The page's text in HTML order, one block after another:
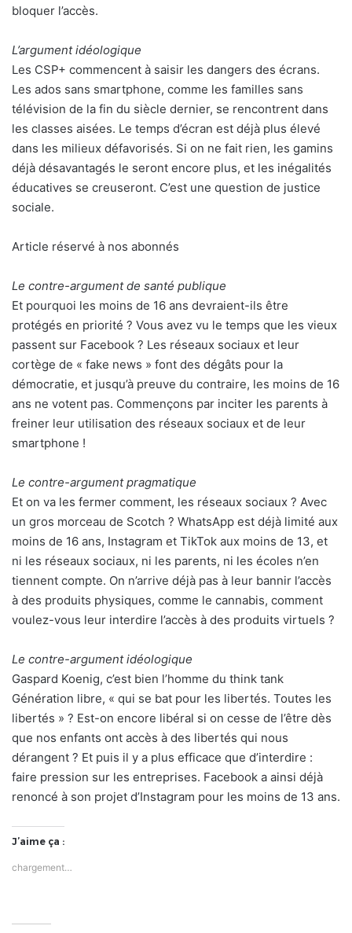
bloquer l’accès.
L’argument idéologique
Les CSP+ commencent à saisir les dangers des écrans.
Les ados sans smartphone, comme les familles sans
télévision de la fin du siècle dernier, se rencontrent dans
les classes aisées. Le temps d’écran est déjà plus élevé
dans les milieux défavorisés. Si on ne fait rien, les gamins
déjà désavantagés le seront encore plus, et les inégalités
éducatives se creuseront. C’est une question de justice
sociale.
Article réservé à nos abonnés
Le contre-argument de santé publique
Et pourquoi les moins de 16 ans devraient-ils être
protégés en priorité ? Vous avez vu le temps que les vieux
passent sur Facebook ? Les réseaux sociaux et leur
cortège de « fake news » font des dégâts pour la
démocratie, et jusqu’à preuve du contraire, les moins de 16
ans ne votent pas. Commençons par inciter les parents à
freiner leur utilisation des réseaux sociaux et de leur
smartphone !
Le contre-argument pragmatique
Et on va les fermer comment, les réseaux sociaux ? Avec
un gros morceau de Scotch ? WhatsApp est déjà limité aux
moins de 16 ans, Instagram et TikTok aux moins de 13, et
ni les réseaux sociaux, ni les parents, ni les écoles n’en
tiennent compte. On n’arrive déjà pas à leur bannir l’accès
à des produits physiques, comme le cannabis, comment
voulez-vous leur interdire l’accès à des produits virtuels ?
Le contre-argument idéologique
Gaspard Koenig, c’est bien l’homme du think tank
Génération libre, « qui se bat pour les libertés. Toutes les
libertés » ? Est-on encore libéral si on cesse de l’être dès
que nos enfants ont accès à des libertés qui nous
dérangent ? Et puis il y a plus efficace que d’interdire :
faire pression sur les entreprises. Facebook a ainsi déjà
renoncé à son projet d’Instagram pour les moins de 13 ans.
J’aime ça :
chargement…